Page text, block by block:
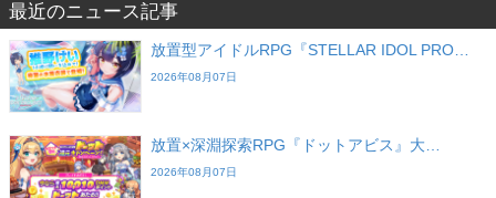
最近のニュース記事
放置型アイドルRPG『STELLAR IDOL PRO…
2026年08月07日
放置×深淵探索RPG『ドットアビス』大…
2026年08月07日